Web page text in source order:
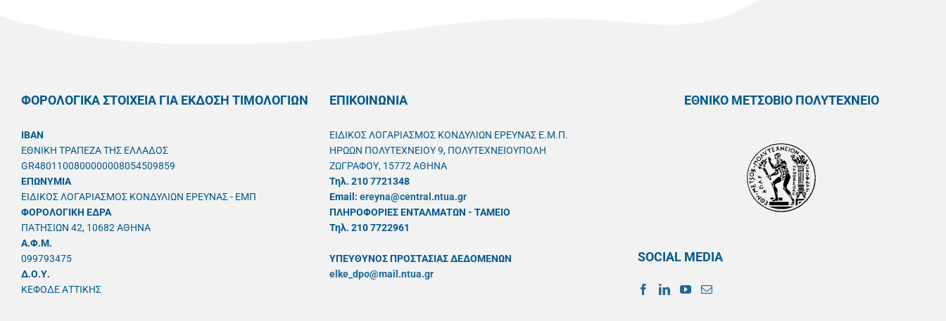
ΦΟΡΟΛΟΓΙΚΑ ΣΤΟΙΧΕΙΑ ΓΙΑ ΕΚΔΟΣΗ ΤΙΜΟΛΟΓΙΩΝ
IBAN
ΕΘΝΙΚΗ ΤΡΑΠΕΖΑ ΤΗΣ ΕΛΛΑΔΟΣ
GR4801100800000008054509859
ΕΠΩΝΥΜΙΑ
ΕΙΔΙΚΟΣ ΛΟΓΑΡΙΑΣΜΟΣ ΚΟΝΔΥΛΙΩΝ ΕΡΕΥΝΑΣ - ΕΜΠ
ΦΟΡΟΛΟΓΙΚΗ ΕΔΡΑ
ΠΑΤΗΣΙΩΝ 42, 10682 ΑΘΗΝΑ
A.Φ.Μ.
099793475
Δ.Ο.Υ.
ΚΕΦΟΔΕ ΑΤΤΙΚΗΣ
ΕΠΙΚΟΙΝΩΝΙΑ
ΕΙΔΙΚΟΣ ΛΟΓΑΡΙΑΣΜΟΣ ΚΟΝΔΥΛΙΩΝ ΕΡΕΥΝΑΣ Ε.Μ.Π.
ΗΡΩΩΝ ΠΟΛΥΤΕΧΝΕΙΟΥ 9, ΠΟΛΥΤΕΧΝΕΙΟΥΠΟΛΗ
ΖΩΓΡΑΦΟΥ, 15772 ΑΘΗΝΑ
Τηλ. 210 7721348
Email: ereyna@central.ntua.gr
ΠΛΗΡΟΦΟΡΙΕΣ ΕΝΤΑΛΜΑΤΩΝ - ΤΑΜΕΙΟ
Τηλ. 210 7722961
ΥΠΕΥΘYΝΟΣ ΠΡΟΣΤΑΣΙΑΣ ΔΕΔΟΜΕΝΩΝ
elke_dpo@mail.ntua.gr
ΕΘΝΙΚΟ ΜΕΤΣΟΒΙΟ ΠΟΛΥΤΕΧΝΕΙΟ
SOCIAL MEDIA